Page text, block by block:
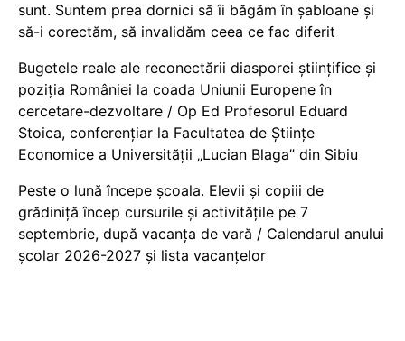
sunt. Suntem prea dornici să îi băgăm în șabloane și
să-i corectăm, să invalidăm ceea ce fac diferit
Bugetele reale ale reconectării diasporei științifice și
poziția României la coada Uniunii Europene în
cercetare-dezvoltare / Op Ed Profesorul Eduard
Stoica, conferențiar la Facultatea de Științe
Economice a Universității „Lucian Blaga” din Sibiu
Peste o lună începe școala. Elevii și copiii de
grădiniță încep cursurile și activitățile pe 7
septembrie, după vacanța de vară / Calendarul anului
școlar 2026-2027 și lista vacanțelor